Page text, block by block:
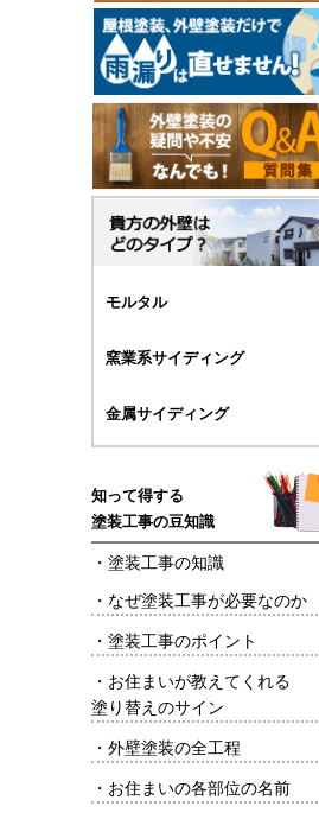
モルタル
窯業系サイディング
金属サイディング
知って得する
塗装工事の豆知識
・ 塗装工事の知識
・ なぜ塗装工事が必要なのか
・ 塗装工事のポイント
・ お住まいが教えてくれる
塗り替えのサイン
・ 外壁塗装の全工程
・ お住まいの各部位の名前